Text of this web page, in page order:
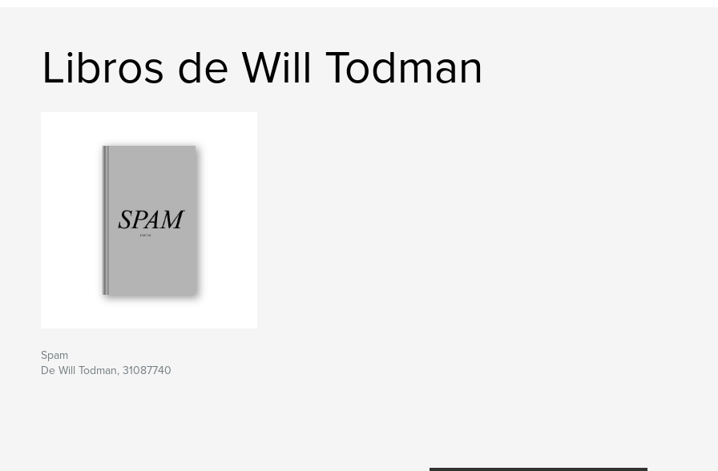
Libros de Will Todman
Spam
De Will Todman, 31087740